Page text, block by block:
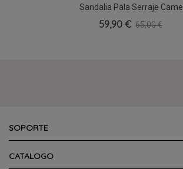
Sandalia Pala Serraje Camel
59,90 € 65,00 €
SOPORTE
CATALOGO